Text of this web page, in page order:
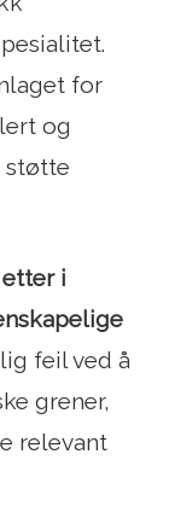
for
og
støtte
i
feil ved å
grener,
relevant